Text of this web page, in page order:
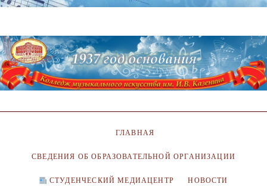
ГЛАВНАЯ
СВЕДЕНИЯ ОБ ОБРАЗОВАТЕЛЬНОЙ ОРГАНИЗАЦИИ
СТУДЕНЧЕСКИЙ МЕДИАЦЕНТР НОВОСТИ